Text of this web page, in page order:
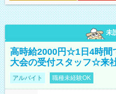
未
高時給2000円☆1日4時間
大会の受付スタッフ☆来
アルバイト 職種未経験OK